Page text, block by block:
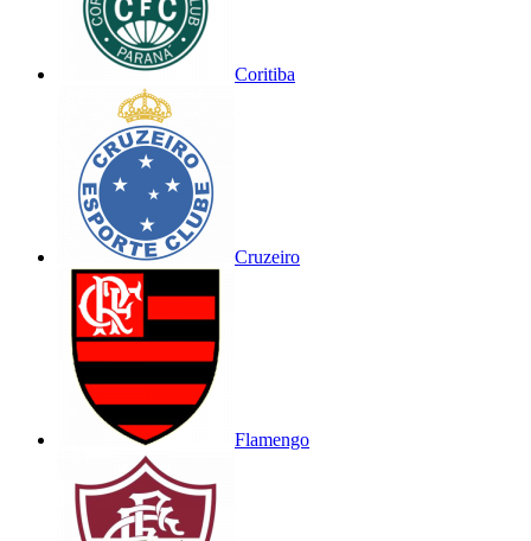
Coritiba
Cruzeiro
Flamengo